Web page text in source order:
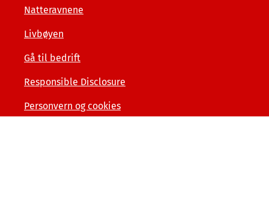
Natteravnene
Livbøyen
Gå til bedrift
Responsible Disclosure
Personvern og cookies